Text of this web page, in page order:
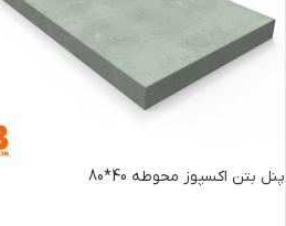
پنل بتن اکسپوز محوطه 40*80